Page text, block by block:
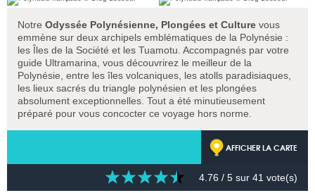
Notre Odyssée Polynésienne, Plongées et Culture vous
emmène sur deux archipels emblématiques de la Polynésie :
les Îles de la Société et les Tuamotu. Accompagnés par votre
guide Ultramarina, vous découvrirez le meilleur de la
Polynésie, entre les îles volcaniques, les atolls paradisiaques,
les lieux sacrés du triangle polynésien et les plongées
absolument exceptionnelles. Tout a été minutieusement
préparé pour vous concocter ce voyage hors norme.
AFFICHER LA CARTE
4.76 / 5 sur 41 vote(s)